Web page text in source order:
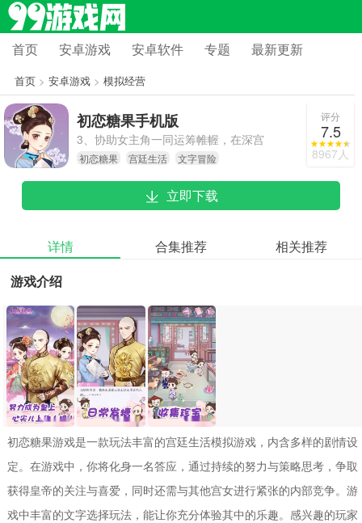
首页 安卓游戏 安卓软件 专题 最新更新
首页> 安卓游戏> 模拟经营
初恋糖果手机版
3、协助女主角一同运筹帷幄，在深宫
之中求得生存之道，全凭你的聪慧与
智谋较量！
初恋糖果 宫廷生活 文字冒险
评分
7.5
8967人
立即下载
详情 合集推荐
相关推荐
游戏介绍
初恋糖果游戏是一款玩法丰富的宫廷生活模拟游戏，内含多样的剧情设
定。在游戏中，你将化身一名答应，通过持续的努力与策略思考，争取
获得皇帝的关注与喜爱，同时还需与其他宫女进行紧张的内部竞争。游
戏中丰富的文字选择玩法，能让你充分体验其中的乐趣。感兴趣的玩家